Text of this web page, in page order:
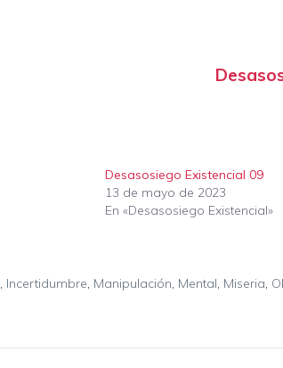
Desasosiego Existencial 09
13 de mayo de 2023
En «Desasosiego Existencial»
, Incertidumbre, Manipulación, Mental, Miseria,